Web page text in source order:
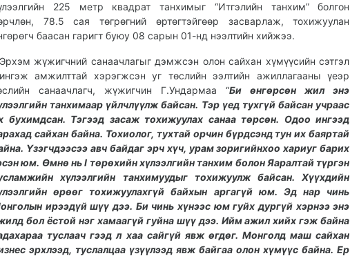
225 метр квадрат танхимыг “Итгэлийн танхим” болгон
78.5 сая төгрөгний өртөгтэйгөөр засварлаж, тохижуулан
баасан гаригт буюу 08 сарын 01-нд нээлтийн хийжээ.
жүжигчний санаачлагыг дэмжсэн олон сайхан хүмүүсийн сэтгэл
амжилттай хэрэгжсэн уг төслийн ээлтийн ажиллагааны үеэр
санаачлагч, жүжигчин Г.Ундармаа “Би өнгөрсөн жил энэ
танхимаар үйлчлүүлж байсан. Тэр үед тухгүй байсан учраас
бухимдсан. Тэгээд засаж тохижуулах санаа төрсөн. Одоо ингээд
сайхан байна. Тохиолог, тухтай орчин бүрдсэнд тун их баяртай
Үзэгчдээсээ авч байдаг эрч хүч, урам зоригийнхоо хариуг барих
юм. Өмнө нь I төрөхийн хүлээлгийн танхим болон Яаралтай түргэн
хүлээлгийн танхимуудыг тохижуулж байсан. Хүүхдийн
өрөөг тохижуулахгүй байхын аргагүй юм. Эд нар чинь
ирээдүй шүү дээ. Би чинь хүнээс юм гуйх дургүй хэрнээ энэ
бол ёстой нэг хамаагүй гуйна шүү дээ. Ийм ажил хийх гэж байна
туслаач гээд л хаа сайгүй явж өгдөг. Монголд маш сайхан
эрхлээд, туслалцаа үзүүлээд явж байгаа олон хүмүүс байна. Ер